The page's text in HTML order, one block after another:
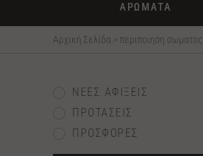
ΑΡΩΜΑΤΑ
Αρχική Σελίδα > περιποιηση σωματος
ΝΕΕΣ ΑΦΙΞΕΙΣ
ΠΡΟΤΑΣΕΙΣ
ΠΡΟΣΦΟΡΕΣ